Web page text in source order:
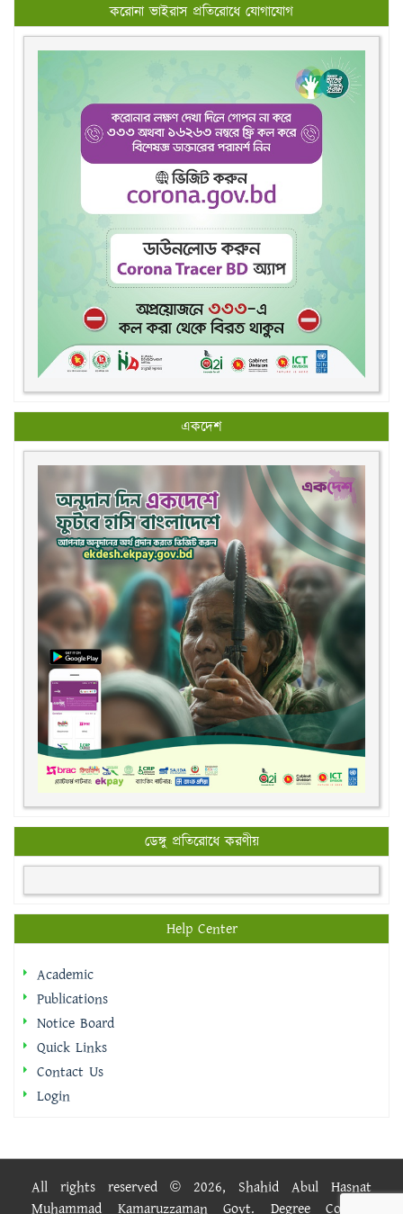
করোনা ভাইরাস প্রতিরোধে যোগাযোগ
একদেশ
ডেঙ্গু প্রতিরোধে করণীয়
Help Center
Academic
Publications
Notice Board
Quick Links
Contact Us
Login
All rights reserved © 2026, Shahid Abul Hasnat
Muhammad Kamaruzzaman Govt. Degree College.